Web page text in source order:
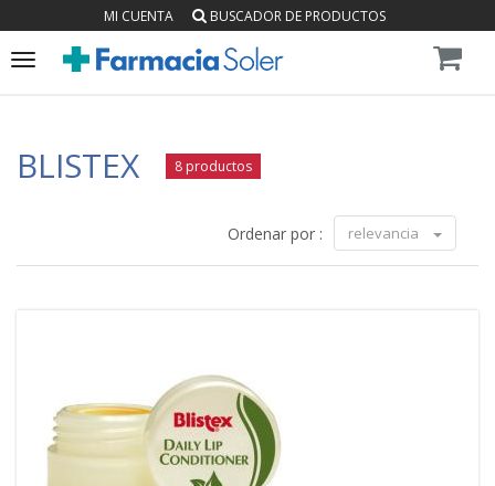
MI CUENTA BUSCADOR DE PRODUCTOS
Toggle
BLISTEX 8 productos
Ordenar por : relevancia